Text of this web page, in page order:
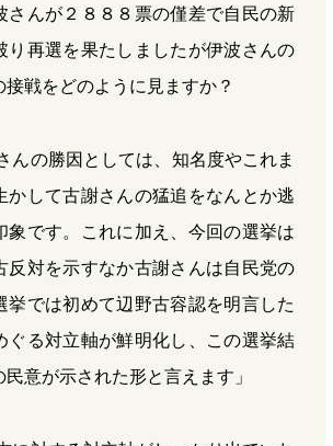
さんが２８８８票の僅差で自民の新
り再選を果たしましたが伊波さんの
戦をどのように見ますか？
んの勝因としては、知名度やこれま
かして古謝さんの猛追をなんとか逃
象です。これに加え、今回の選挙は
反対を示すなか古謝さんは自民党の
挙では初めて辺野古容認を明言した
ぐる対立軸が鮮明化し、この選挙結
意が示された形と言えます」